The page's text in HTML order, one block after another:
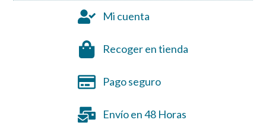
Mi cuenta
Recoger en tienda
Pago seguro
Envío en 48 Horas